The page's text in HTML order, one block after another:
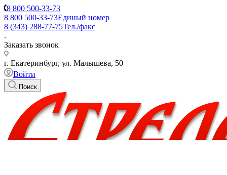
8 800 500-33-73
8 800 500-33-73Единый номер
8 (343) 288-77-75Тел./факс
Заказать звонок
г. Екатеринбург, ул. Малышева, 50
Войти
Поиск